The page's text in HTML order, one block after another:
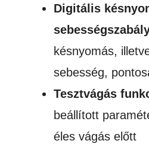
Digitális
késnyomás,
sebesség,
Tesztvágás
beállított
éles vágás előtt